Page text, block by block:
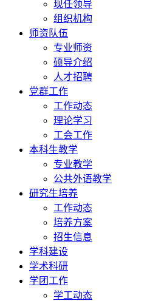
现任领导
组织机构
师资队伍
专业师资
硕导介绍
人才招聘
党群工作
工作动态
理论学习
工会工作
本科生教学
专业教学
公共外语教学
研究生培养
工作动态
培养方案
招生信息
学科建设
学术科研
学团工作
学工动态